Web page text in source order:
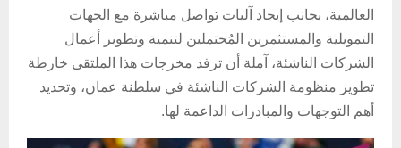
العالمية، بجانب إيجاد آليات تواصل مباشرة مع الجهات
التمويلية والمستثمرين المُحتملين لتنمية وتطوير أعمال
الشركات الناشئة، آملة أن ترفد مخرجات هذا الملتقى خارطة
تطوير منظومة الشركات الناشئة في سلطنة عمان، وتحديد
أهم التوجهات والمبادرات الداعمة لها.